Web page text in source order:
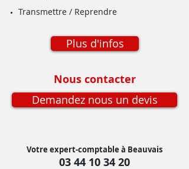
Transmettre / Reprendre
Plus d'infos
Nous contacter
Demandez nous un devis
Votre expert-comptable à Beauvais
03 44 10 34 20